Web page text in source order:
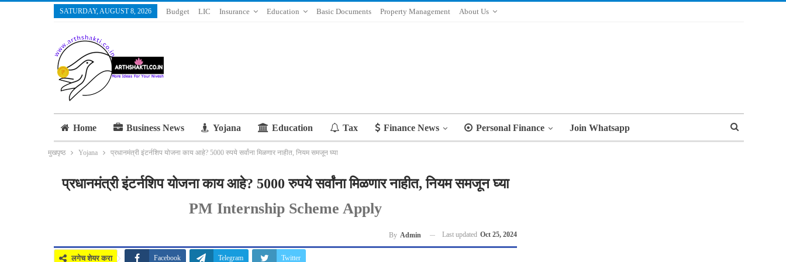
SATURDAY, AUGUST 8, 2026 Budget LIC Insurance Education Basic Documents Property Management About Us
Home Business News Yojana Education Tax Finance News Personal Finance Join Whatsapp
मुखपृष्ठ Yojana प्रधानमंत्री इंटर्नशिप योजना काय आहे? 5000 रुपये सर्वांना मिळणार नाहीत, नियम समजून घ्या
प्रधानमंत्री इंटर्नशिप योजना काय आहे? 5000 रुपये सर्वांना मिळणार नाहीत, नियम समजून घ्या
PM Internship Scheme Apply
By Admin Last updated Oct 25, 2024
लगेच शेयर करा Facebook Telegram Twitter